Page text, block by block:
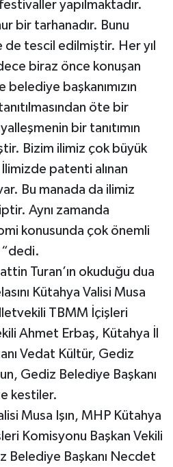
yapılmaktadır.
bir tarhanadır. Bunu
de tescil edilmiştir. Her yıl
biraz önce konuşan
başkanımızın
öte bir
bir tanıtımın
Bizim ilimiz çok büyük
patenti alınan
Bu manada da ilimiz
Aynı zamanda
konusunda çok önemli
Turan’ın okuduğu dua
Kütahya Valisi Musa
TBMM İçişleri
Ahmet Erbaş, Kütahya İl
Vedat Kültür, Gediz
Gediz Belediye Başkanı
kestiler.
Musa Işın, MHP Kütahya
Komisyonu Başkan Vekili
Belediye Başkanı Necdet